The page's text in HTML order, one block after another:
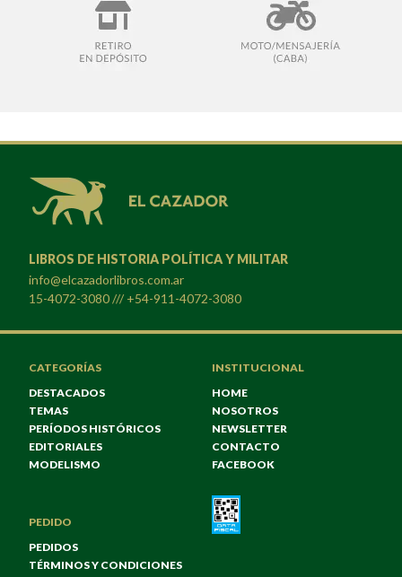
LIBROS DE HISTORIA POLÍTICA Y MILITAR
info@elcazadorlibros.com.ar
15-4072-3080 /// +54-911-4072-3080
CATEGORÍAS
DESTACADOS
TEMAS
PERÍODOS HISTÓRICOS
EDITORIALES
MODELISMO
INSTITUCIONAL
HOME
NOSOTROS
NEWSLETTER
CONTACTO
FACEBOOK
PEDIDO
PEDIDOS
TÉRMINOS Y CONDICIONES